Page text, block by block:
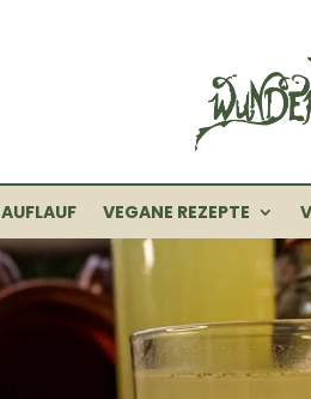
VEGANE REZEPTE